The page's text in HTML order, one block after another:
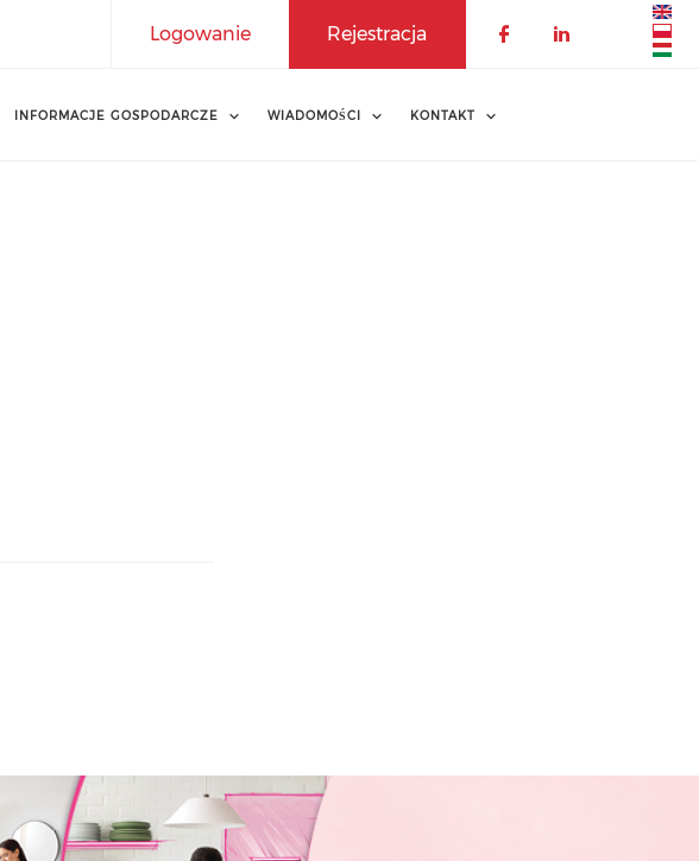
Rejestracja
Logowanie
INFORMACJE GOSPODARCZE WIADOMOŚCI KONTAKT